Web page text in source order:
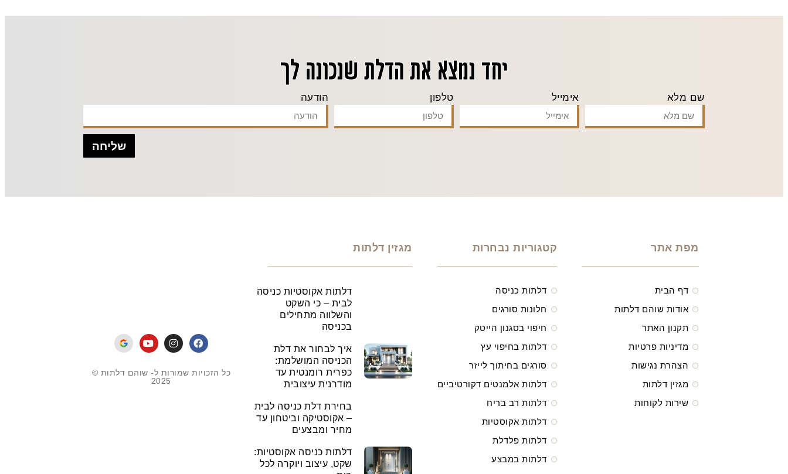
יחד נמצא את הדלת שנכונה לך
שם מלא אימייל טלפון הודעה
שליחה
מפת אתר
דף הבית
אודות שוהם דלתות
תקנון האתר
מדיניות פרטיות
הצהרת נגישות
מגזין דלתות
שירות לקוחות
קטגוריות נבחרות
דלתות כניסה
חלונות סורגים
חיפוי בסגנון הייטק
דלתות בחיפוי עץ
סורגים בחיתוך לייזר
דלתות אלמנטים דקורטיביים
דלתות רב בריח
דלתות אקוסטיות
דלתות פלדלת
דלתות במבצע
מגזין דלתות
דלתות אקוסטיות כניסה
לבית – כי השקט
והשלווה מתחילים
בכניסה
איך לבחור את דלת
הכניסה המושלמת:
כפרית רומנטית עד
מודרנית עיצובית
בחירת דלת כניסה לבית
– אקוסטיקה וביטחון עד
מחיר ומבצעים
דלתות כניסה אקוסטיות:
שקט, עיצוב ויוקרה לכל
כל הזכויות שמורות ל- שוהם דלתות ©
2025